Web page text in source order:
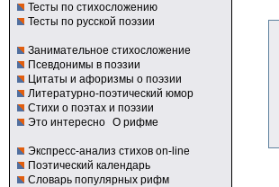
Тесты по стихосложению
Тесты по русской поэзии
Занимательное стихосложение
Псевдонимы в поэзии
Цитаты и афоризмы о поэзии
Литературно-поэтический юмор
Стихи о поэтах и поэзии
Это интересно О рифме
Экспресс-анализ стихов on-line
Поэтический календарь
Словарь популярных рифм